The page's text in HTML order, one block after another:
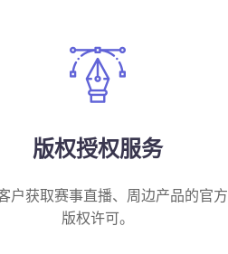
版权授权服务
户获取赛事直播、周边产品的官方
版权许可。